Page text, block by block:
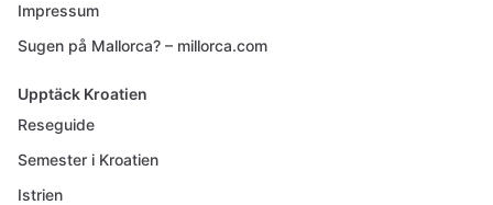
Impressum
Sugen på Mallorca? – millorca.com
Upptäck Kroatien
Reseguide
Semester i Kroatien
Istrien